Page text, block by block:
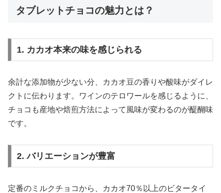
タブレットチョコの魅力とは？
1. カカオ本来の味を感じられる
余計な添加物が少ない分、カカオ豆の香りや酸味がダイレ
クトに伝わります。ワインのテロワールを感じるように、
チョコも産地や焙煎方法によって風味が変わるのが醍醐味
です。
2. バリエーションが豊富
定番のミルクチョコから、カカオ70％以上のビタータイ